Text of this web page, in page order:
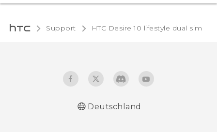
Support HTC Desire 10 lifestyle dual sim‎
Deutschland